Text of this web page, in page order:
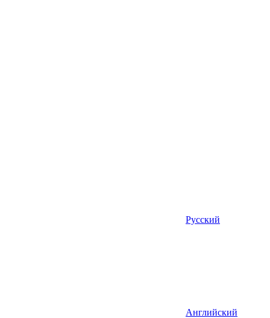
Русский
Английский